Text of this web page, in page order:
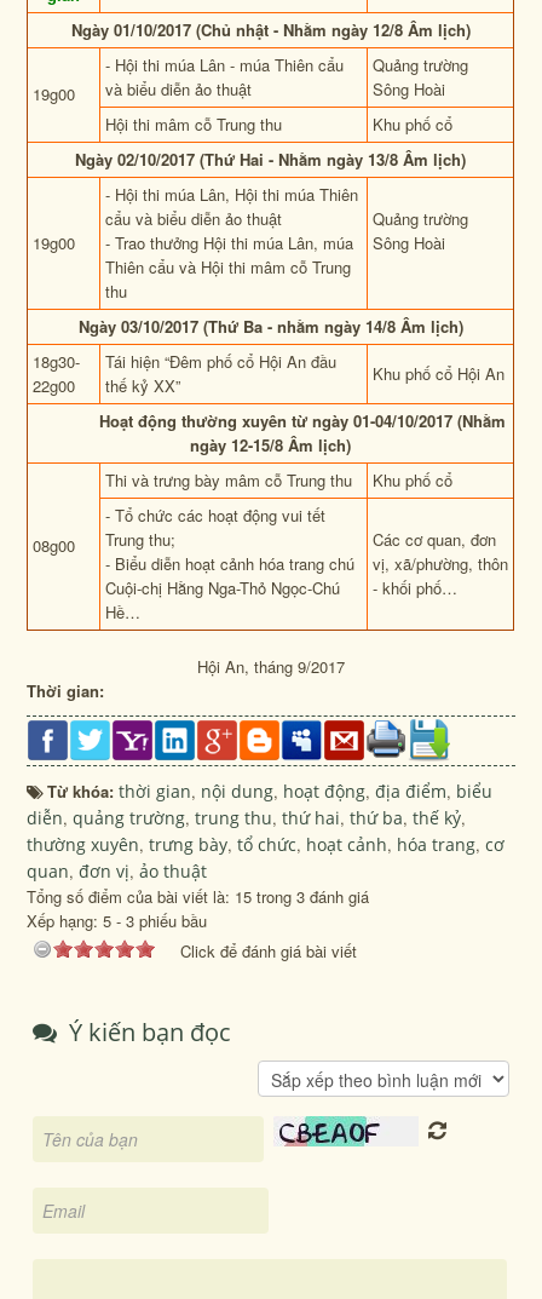
Ngày 01/10/2017 (Chủ nhật - Nhằm ngày 12/8 Âm lịch)
19g00
- Hội thi múa Lân - múa Thiên cẩu
và biểu diễn ảo thuật
Quảng trường
Sông Hoài
Hội thi mâm cỗ Trung thu
Khu phố cổ
Ngày 02/10/2017 (Thứ Hai - Nhằm ngày 13/8 Âm lịch)
19g00
- Hội thi múa Lân, Hội thi múa Thiên
cẩu và biểu diễn ảo thuật
- Trao thưởng Hội thi múa Lân, múa
Thiên cẩu và Hội thi mâm cỗ Trung
thu
Quảng trường
Sông Hoài
Ngày 03/10/2017 (Thứ Ba - nhằm ngày 14/8 Âm lịch)
18g30-
22g00
Tái hiện“Đêm phố cổ Hội An đầu
thế kỷ XX”
Khu phố cổ Hội An
Hoạt động thường xuyên từ ngày 01-04/10/2017(Nhằm
ngày 12-15/8 Âm lịch)
08g00
Thi và trưng bày mâm cỗ Trung thu
Khu phố cổ
- Tổ chức các hoạt động vui tết
Trung thu;
- Biểu diễn hoạt cảnh hóa trang chú
Cuội-chị Hằng Nga-Thỏ Ngọc-Chú
Hề…
Các cơ quan, đơn
vị, xã/phường, thôn
- khối phố…
Hội An, tháng 9/2017
Thời gian:
Từ khóa:thời gian, nội dung, hoạt động,địa điểm, biểu
diễn,quảng trường,trung thu,thứ hai,thứ ba,thế kỷ,
thường xuyên,trưng bày,tổ chức, hoạt cảnh, hóa trang,cơ
quan,đơn vị,ảo thuật
Tổng số điểm của bài viết là: 15 trong 3 đánh giá
Xếp hạng:5 -3 phiếu bầu
Click để đánh giá bài viết
Ý kiến bạn đọc